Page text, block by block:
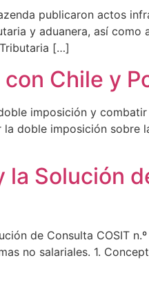
publicaron actos
y aduanera, así
[…]
Chile y
imposición y
doble imposición sobre
Solución
de Consulta COSIT
no salariales. 1.